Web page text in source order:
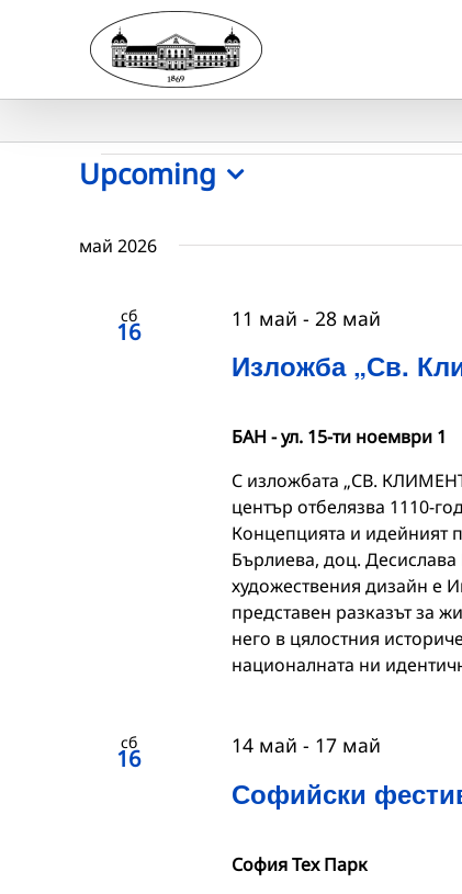
Събития
Upcoming
date.
май 2026
сб
16
Изложба „Св.
11 май - 28 май
БАН - ул. 15-ти ноември 1
С изложбата „СВ.
център отбелязва 1110-
Концепцията и идейният
Бърлиева, доц.
художествения дизайн е
представен разказът за
него в цялостния
националната ни
сб
16
Софийски
14 май - 17 май
София Тех Парк